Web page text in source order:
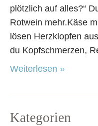
plötzlich auf alles?“
Rotwein mehr.Käse
lösen Herzklopfen
du Kopfschmerzen,
Weiterlesen »
Kategorien